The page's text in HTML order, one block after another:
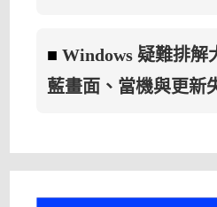
■Windows 疑難排解
藍畫面、當機與更新